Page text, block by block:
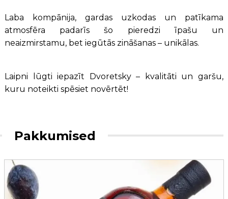
Laba kompānija, gardas uzkodas un patīkama
atmosfēra padarīs šo pieredzi īpašu un
neaizmirstamu, bet iegūtās zināšanas – unikālas.
Laipni lūgti iepazīt Dvoretsky – kvalitāti un garšu,
kuru noteikti spēsiet novērtēt!
Pakkumised